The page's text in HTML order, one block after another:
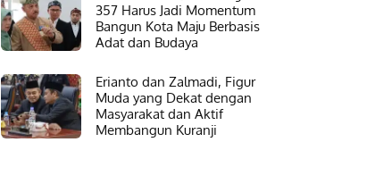
357 Harus Jadi Momentum
Bangun Kota Maju Berbasis
Adat dan Budaya
Erianto dan Zalmadi, Figur
Muda yang Dekat dengan
Masyarakat dan Aktif
Membangun Kuranji